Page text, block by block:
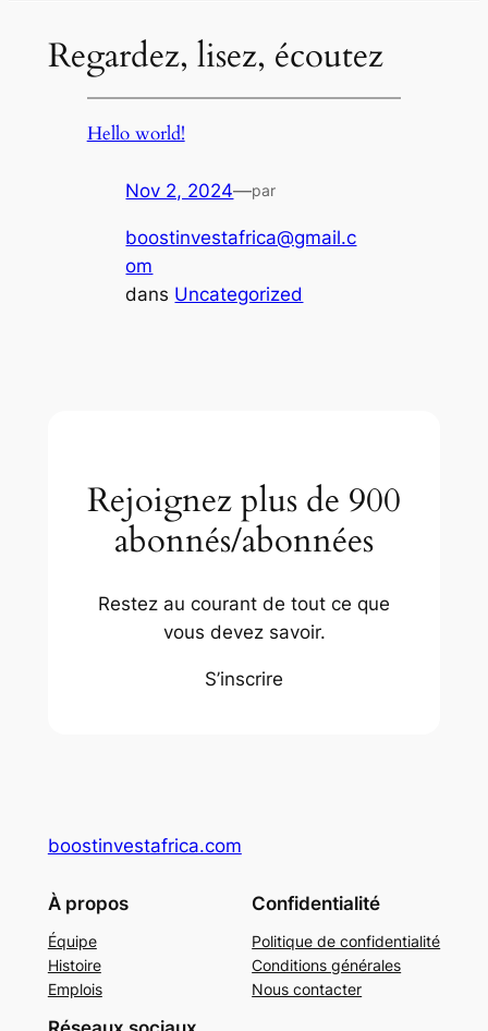
Regardez, lisez, écoutez
Hello world!
Nov 2, 2024—par
boostinvestafrica@gmail.c
om
dans Uncategorized
Rejoignez plus de 900
abonnés/abonnées
Restez au courant de tout ce que
vous devez savoir.
S’inscrire
boostinvestafrica.com
À propos
Équipe
Histoire
Emplois
Confidentialité
Politique de confidentialité
Conditions générales
Nous contacter